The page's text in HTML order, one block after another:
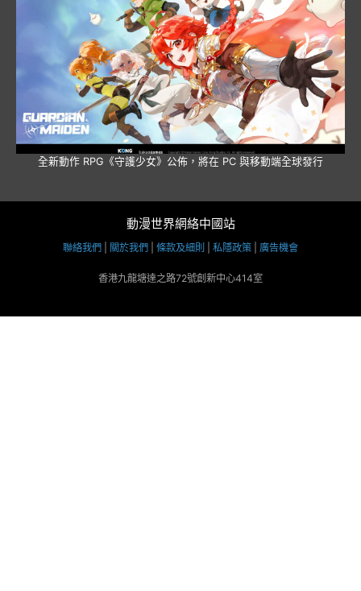
全新動作 RPG《守護少女》公佈，將在 PC 與移動端全球發行
動漫世界網絡中國站
聯絡我們 關於我們 條款及細則 私隱政策 廣告機會
香港九龍塘達之路72號創新中心414室